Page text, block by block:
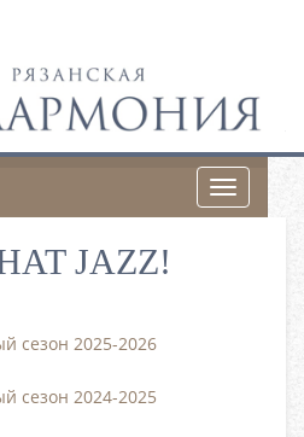
Toggle
JAZZ!
сезон 2025-2026
сезон 2024-2025